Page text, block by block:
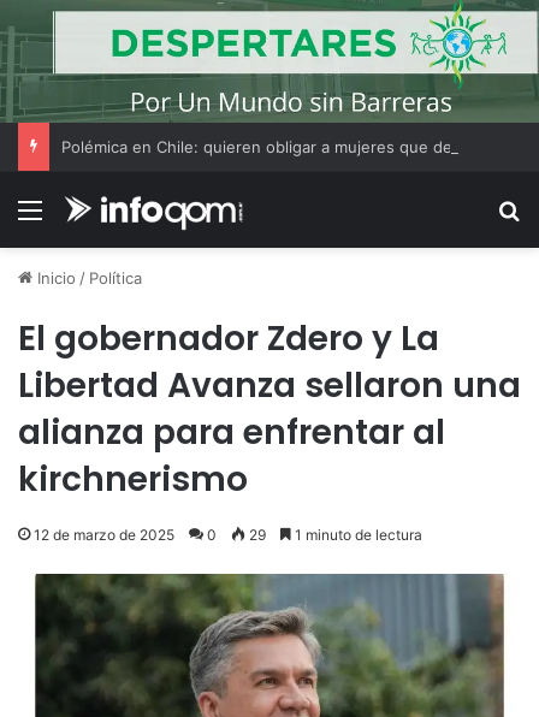
Menú
Inicio / Política
El gobernador Zdero y La
Libertad Avanza sellaron una
alianza para enfrentar al
kirchnerismo
12 de marzo de 2025 0 29 1 minuto de lectura